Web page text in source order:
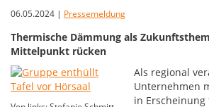
06.05.2024 | Pressemeldung
Thermische Dämmung als
Mittelpunkt rücken
Als regional
Unternehmen
in